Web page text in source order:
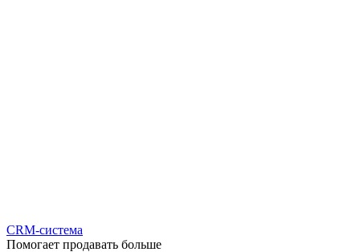
CRM-система
Помогает продавать больше